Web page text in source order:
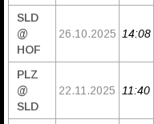
SLD
@
HOF
26.10.2025 14:08
PLZ
@
SLD
22.11.2025 11:40